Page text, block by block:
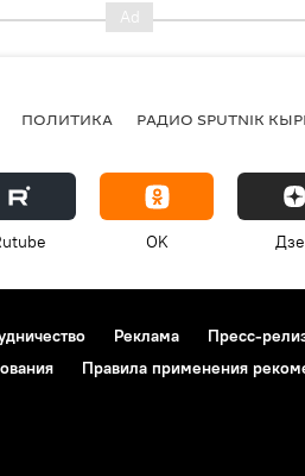
ПОЛИТИКА РАДИО SPUTNIK
OK
Реклама Пресс-
Правила применения